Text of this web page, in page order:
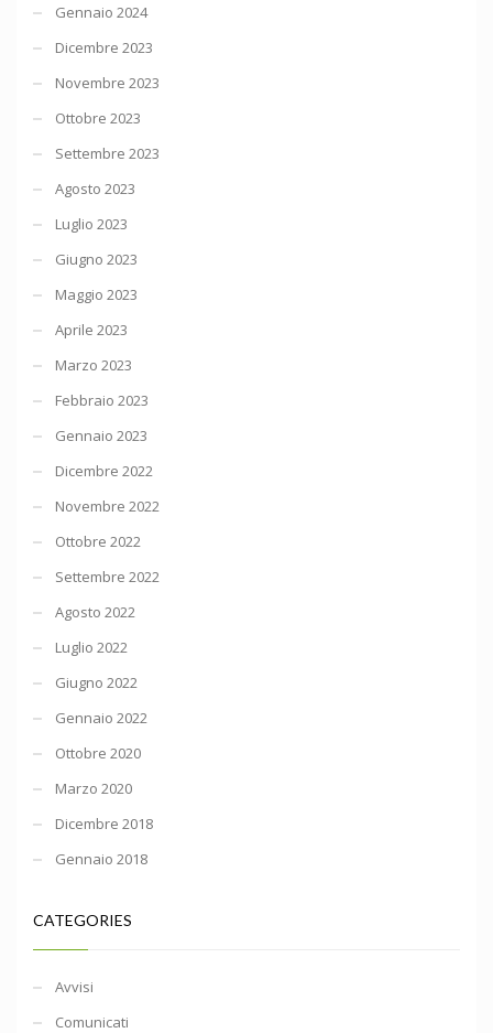
Gennaio 2024
Dicembre 2023
Novembre 2023
Ottobre 2023
Settembre 2023
Agosto 2023
Luglio 2023
Giugno 2023
Maggio 2023
Aprile 2023
Marzo 2023
Febbraio 2023
Gennaio 2023
Dicembre 2022
Novembre 2022
Ottobre 2022
Settembre 2022
Agosto 2022
Luglio 2022
Giugno 2022
Gennaio 2022
Ottobre 2020
Marzo 2020
Dicembre 2018
Gennaio 2018
CATEGORIES
Avvisi
Comunicati